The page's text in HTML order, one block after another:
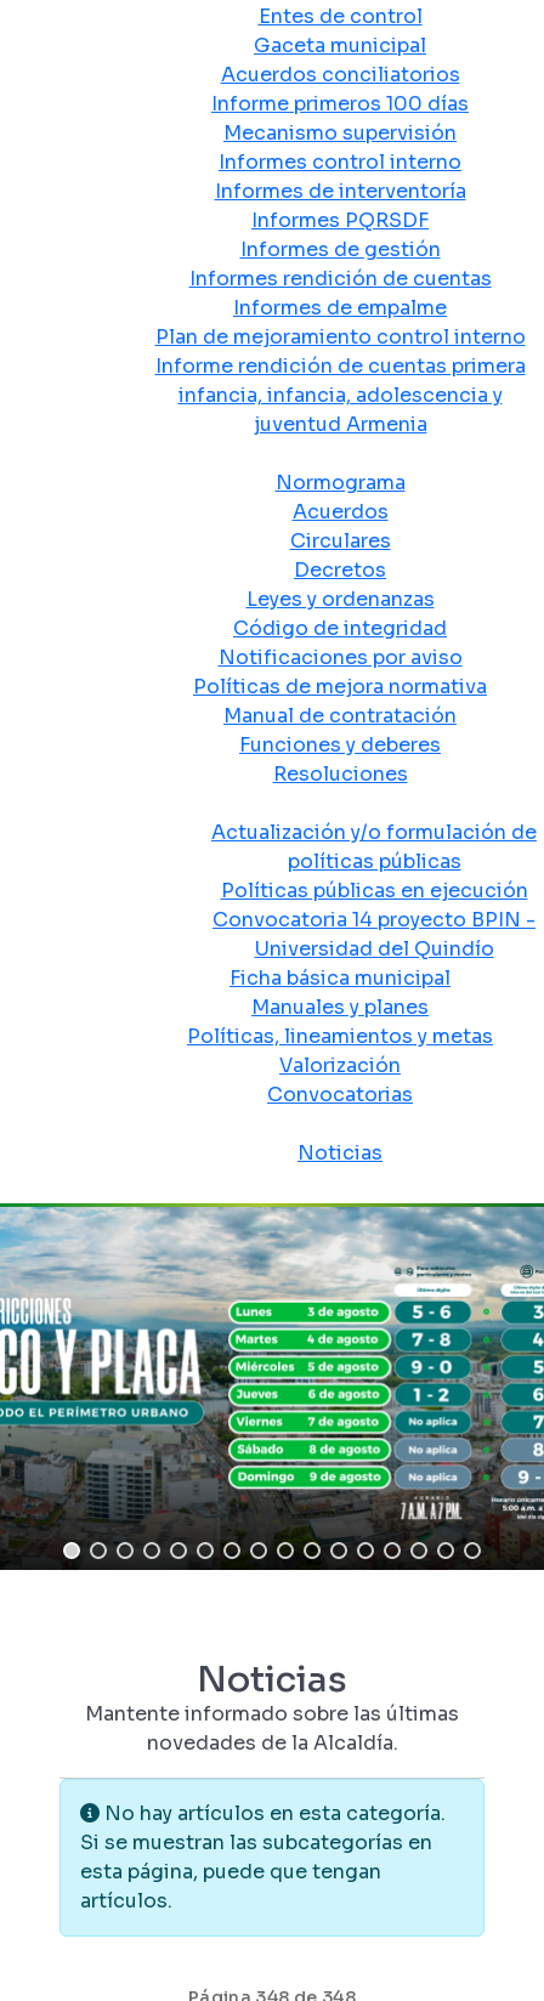
Entes de control
Gaceta municipal
Acuerdos conciliatorios
Informe primeros 100 días
Mecanismo supervisión
Informes control interno
Informes de interventoría
Informes PQRSDF
Informes de gestión
Informes rendición de cuentas
Informes de empalme
Plan de mejoramiento control interno
Informe rendición de cuentas primera
infancia, infancia, adolescencia y
juventud Armenia
Normograma
Acuerdos
Circulares
Decretos
Leyes y ordenanzas
Código de integridad
Notificaciones por aviso
Políticas de mejora normativa
Manual de contratación
Funciones y deberes
Resoluciones
Actualización y/o formulación de
políticas públicas
Políticas públicas en ejecución
Convocatoria 14 proyecto BPIN -
Universidad del Quindío
Ficha básica municipal
Manuales y planes
Políticas, lineamientos y metas
Valorización
Convocatorias
Noticias
Noticias
Mantente informado sobre las últimas
novedades de la Alcaldía.
Información
No hay artículos en esta categoría.
Si se muestran las subcategorías en
esta página, puede que tengan
artículos.